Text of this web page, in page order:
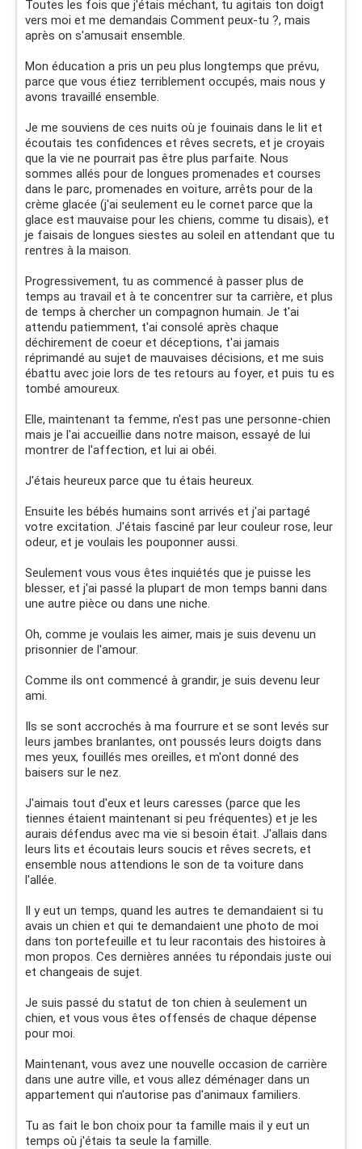
Toutes les fois que j'étais méchant, tu agitais ton doigt
vers moi et me demandais Comment peux-tu ?, mais
après on s'amusait ensemble.
Mon éducation a pris un peu plus longtemps que prévu,
parce que vous étiez terriblement occupés, mais nous y
avons travaillé ensemble.
Je me souviens de ces nuits où je fouinais dans le lit et
écoutais tes confidences et rêves secrets, et je croyais
que la vie ne pourrait pas être plus parfaite. Nous
sommes allés pour de longues promenades et courses
dans le parc, promenades en voiture, arrêts pour de la
crème glacée (j'ai seulement eu le cornet parce que la
glace est mauvaise pour les chiens, comme tu disais), et
je faisais de longues siestes au soleil en attendant que tu
rentres à la maison.
Progressivement, tu as commencé à passer plus de
temps au travail et à te concentrer sur ta carrière, et plus
de temps à chercher un compagnon humain. Je t'ai
attendu patiemment, t'ai consolé après chaque
déchirement de coeur et déceptions, t'ai jamais
réprimandé au sujet de mauvaises décisions, et me suis
ébattu avec joie lors de tes retours au foyer, et puis tu es
tombé amoureux.
Elle, maintenant ta femme, n'est pas une personne-chien
mais je l'ai accueillie dans notre maison, essayé de lui
montrer de l'affection, et lui ai obéi.
J'étais heureux parce que tu étais heureux.
Ensuite les bébés humains sont arrivés et j'ai partagé
votre excitation. J'étais fasciné par leur couleur rose, leur
odeur, et je voulais les pouponner aussi.
Seulement vous vous êtes inquiétés que je puisse les
blesser, et j'ai passé la plupart de mon temps banni dans
une autre pièce ou dans une niche.
Oh, comme je voulais les aimer, mais je suis devenu un
prisonnier de l'amour.
Comme ils ont commencé à grandir, je suis devenu leur
ami.
Ils se sont accrochés à ma fourrure et se sont levés sur
leurs jambes branlantes, ont poussés leurs doigts dans
mes yeux, fouillés mes oreilles, et m'ont donné des
baisers sur le nez.
J'aimais tout d'eux et leurs caresses (parce que les
tiennes étaient maintenant si peu fréquentes) et je les
aurais défendus avec ma vie si besoin était. J'allais dans
leurs lits et écoutais leurs soucis et rêves secrets, et
ensemble nous attendions le son de ta voiture dans
l'allée.
Il y eut un temps, quand les autres te demandaient si tu
avais un chien et qui te demandaient une photo de moi
dans ton portefeuille et tu leur racontais des histoires à
mon propos. Ces dernières années tu répondais juste oui
et changeais de sujet.
Je suis passé du statut de ton chien à seulement un
chien, et vous vous êtes offensés de chaque dépense
pour moi.
Maintenant, vous avez une nouvelle occasion de carrière
dans une autre ville, et vous allez déménager dans un
appartement qui n'autorise pas d'animaux familiers.
Tu as fait le bon choix pour ta famille mais il y eut un
temps où j'étais ta seule la famille.